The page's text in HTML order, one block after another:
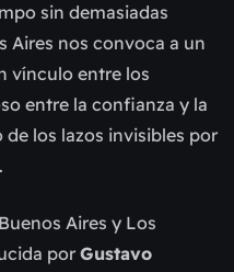
sin demasiadas
Aires nos convoca a un
vínculo entre los
entre la confianza y la
los lazos invisibles por
Aires y Los
por Gustavo